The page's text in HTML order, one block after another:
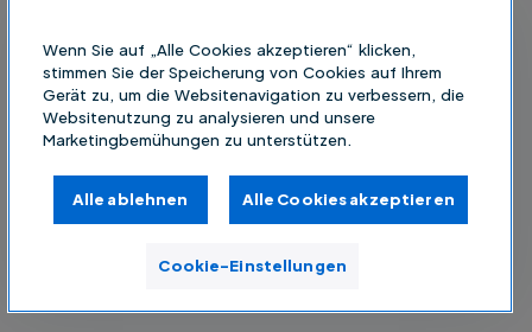
Wenn Sie auf „Alle Cookies akzeptieren“ klicken,
stimmen Sie der Speicherung von Cookies auf Ihrem
Gerät zu, um die Websitenavigation zu verbessern, die
Websitenutzung zu analysieren und unsere
Marketingbemühungen zu unterstützen.
Alle ablehnen Alle Cookies akzeptieren
Cookie-Einstellungen